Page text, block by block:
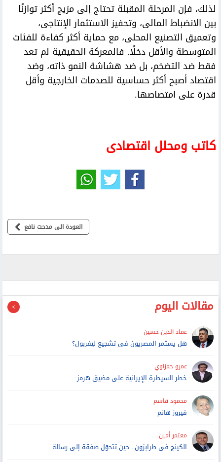
لذلك، فإن المرحلة المقبلة تحتاج إلى مزيج أكثر توازنًا
بين الانضباط المالى، وتحفيز الاستثمار الإنتاجى،
وتعميق التصنيع المحلى، مع حماية أكثر كفاءة للفئات
المتوسطة والأقل دخلًا. فالمعركة الحقيقية لم تعد
فقط ضد التضخم، بل ضد هشاشة النمو ذاته، وضد
اقتصاد أصبح أكثر حساسية للصدمات الخارجية وأقل
قدرة على امتصاصها.
كاتب ومحلل اقتصادى
العودة الى مدحت نافع
مقالات اليوم
عماد الدين حسين
هل يستمر المصريون فى تشجيع ليفربول؟
عمرو حمزاوي
خطر السيطرة الإيرانية على مضيق هرمز
محمود قاسم
فيروز هانم
معتمر أمين
الكينج فى طرابزون.. حين تتحوّل صفقة إلى رسالة